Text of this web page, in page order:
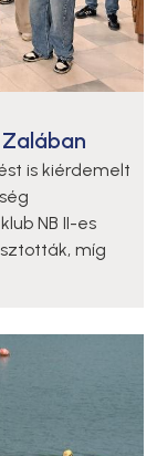
is kiérdemelt
NB II-es
míg